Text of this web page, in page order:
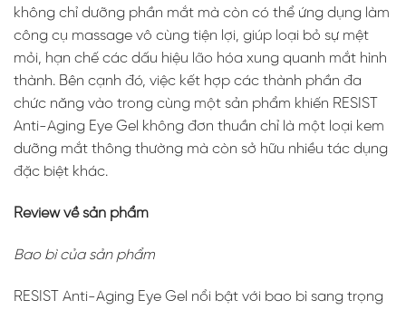
không chỉ dưỡng phần mắt mà còn có thể ứng dụng làm
công cụ massage vô cùng tiện lợi, giúp loại bỏ sự mệt
mỏi, hạn chế các dấu hiệu lão hóa xung quanh mắt hình
thành. Bên cạnh đó, việc kết hợp các thành phần đa
chức năng vào trong cùng một sản phẩm khiến RESIST
Anti-Aging Eye Gel không đơn thuần chỉ là một loại kem
dưỡng mắt thông thường mà còn sở hữu nhiều tác dụng
đặc biệt khác.
Review về sản phẩm
Bao bì của sản phẩm
RESIST Anti-Aging Eye Gel nổi bật với bao bì sang trọng